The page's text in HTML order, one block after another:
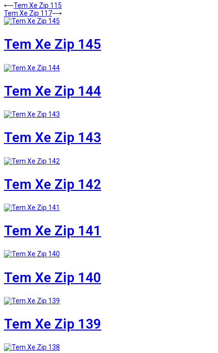
⟵Tem Xe Zip 115
Tem Xe Zip 117⟶
Tem Xe Zip 145
Tem Xe Zip 144
Tem Xe Zip 143
Tem Xe Zip 142
Tem Xe Zip 141
Tem Xe Zip 140
Tem Xe Zip 139